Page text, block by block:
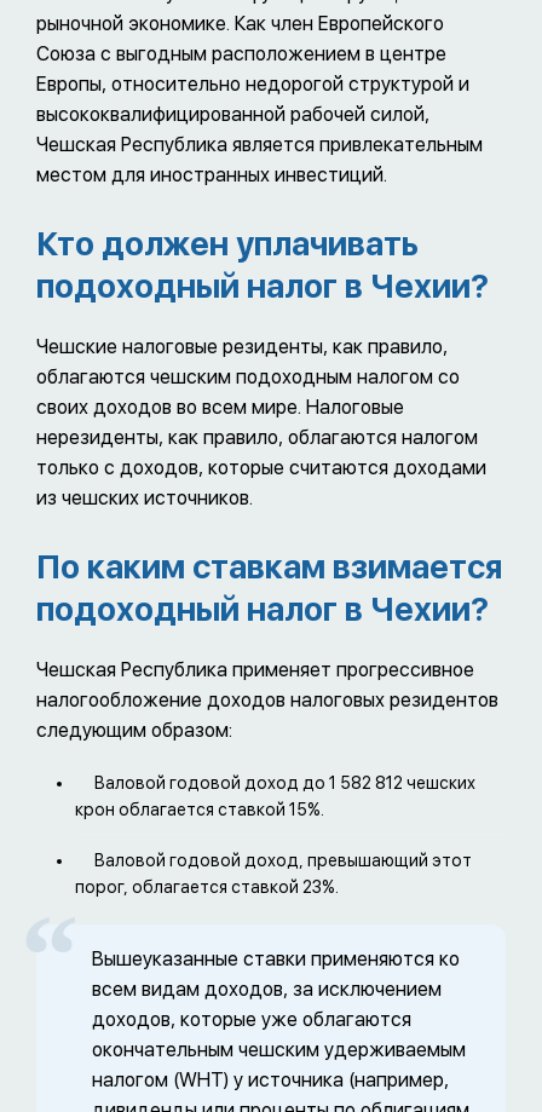
рыночной экономике. Как член Европейского
Союза с выгодным расположением в центре
Европы, относительно недорогой структурой и
высококвалифицированной рабочей силой,
Чешская Республика является привлекательным
местом для иностранных инвестиций.
Кто должен уплачивать
подоходный налог в Чехии?
Чешские налоговые резиденты, как правило,
облагаются чешским подоходным налогом со
своих доходов во всем мире. Налоговые
нерезиденты, как правило, облагаются налогом
только с доходов, которые считаются доходами
из чешских источников.
По каким ставкам взимается
подоходный налог в Чехии?
Чешская Республика применяет прогрессивное
налогообложение доходов налоговых резидентов
следующим образом:
Валовой годовой доход до 1 582 812 чешских
крон облагается ставкой 15%.
Валовой годовой доход, превышающий этот
порог, облагается ставкой 23%.
Вышеуказанные ставки применяются ко
всем видам доходов, за исключением
доходов, которые уже облагаются
окончательным чешским удерживаемым
налогом (WHT) у источника (например,